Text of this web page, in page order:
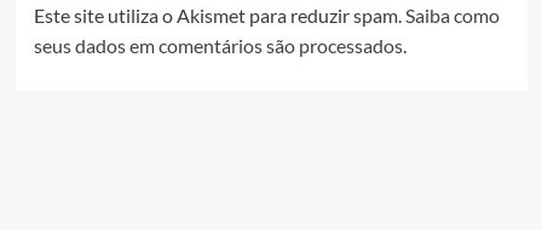
Este site utiliza o Akismet para reduzir spam.Saiba como
seus dados em comentários são processados.